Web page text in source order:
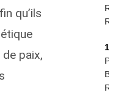
qu’ils
paix,